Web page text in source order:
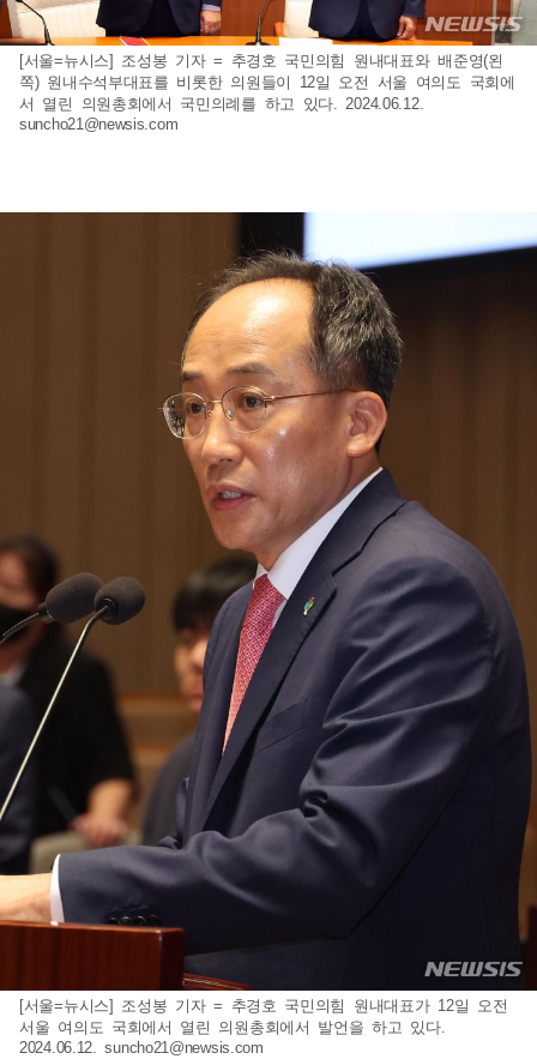
[서울=뉴시스] 조성봉 기자 = 추경호 국민의힘 원내대표와 배준영(왼
쪽) 원내수석부대표를 비롯한 의원들이 12일 오전 서울 여의도 국회에
서 열린 의원총회에서 국민의례를 하고 있다. 2024.06.12.
suncho21@newsis.com
[서울=뉴시스] 조성봉 기자 = 추경호 국민의힘 원내대표가 12일 오전
서울 여의도 국회에서 열린 의원총회에서 발언을 하고 있다.
2024.06.12.suncho21@newsis.com